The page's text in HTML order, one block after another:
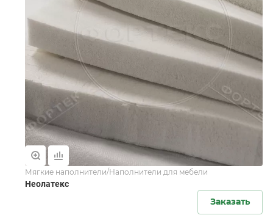
Мягкие наполнители/Наполнители для мебели
Неолатекс
Заказать